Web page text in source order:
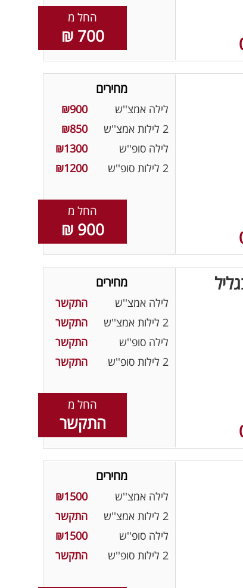
החל מ
700 ₪
מחירים
לילה אמצ''ש
₪900
2 לילות אמצ''ש
₪850
לילה סופ''ש
₪1300
2 לילות סופ''ש
₪1200
החל מ
900 ₪
מחירים
לילה אמצ''ש
התקשר
2 לילות אמצ''ש
התקשר
לילה סופ''ש
התקשר
2 לילות סופ''ש
התקשר
החל מ
התקשר
מחירים
לילה אמצ''ש
₪1500
2 לילות אמצ''ש
התקשר
לילה סופ''ש
₪1500
2 לילות סופ''ש
התקשר